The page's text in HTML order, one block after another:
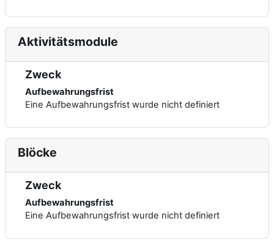
Aktivitätsmodule
Zweck
Aufbewahrungsfrist
Eine Aufbewahrungsfrist wurde nicht definiert
Blöcke
Zweck
Aufbewahrungsfrist
Eine Aufbewahrungsfrist wurde nicht definiert